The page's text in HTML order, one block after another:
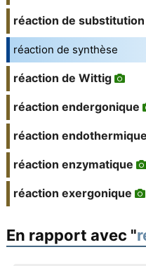
réaction de substitution
réaction de synthèse
réaction de Wittig
réaction endergonique
réaction endothermique
réaction enzymatique
réaction exergonique
En rapport avec "